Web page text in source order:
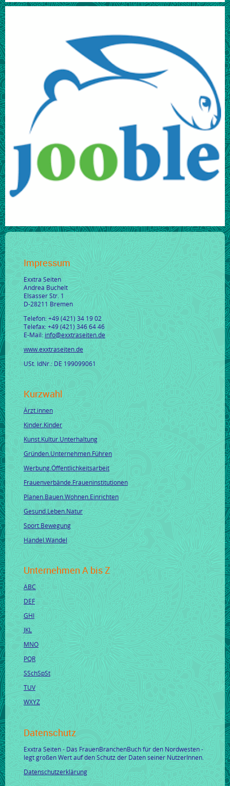
Impressum
Exxtra Seiten
Andrea Buchelt
Elsasser Str. 1
D-28211 Bremen
Telefon: +49 (421) 34 19 02
Telefax: +49 (421) 346 64 46
E-Mail: info@exxtraseiten.de
www.exxtraseiten.de
USt. IdNr.: DE 199099061
Kurzwahl
Ärzt.innen
Kinder.Kinder
Kunst.Kultur.Unterhaltung
Gründen.Unternehmen.Führen
Werbung.Öffentlichkeitsarbeit
Frauenverbände.Fraueninstitutionen
Planen.Bauen.Wohnen.Einrichten
Gesund.Leben.Natur
Sport.Bewegung
Handel.Wandel
Unternehmen A bis Z
ABC
DEF
GHI
JKL
MNO
PQR
SSchSpSt
TUV
WXYZ
Datenschutz
Exxtra Seiten - Das FrauenBranchenBuch für den Nordwesten -
legt großen Wert auf den Schutz der Daten seiner NutzerInnen.
Datenschutzerklärung